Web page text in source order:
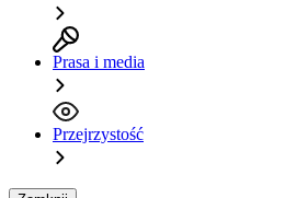
Prasa i media
Przejrzystość